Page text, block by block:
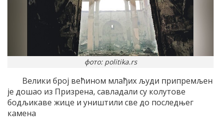
фото: politika.rs
Велики број већином млађих људи припремљен
је дошао из Призрена, савладали су колутове
бодљикаве жице и уништили све до последњег
камена